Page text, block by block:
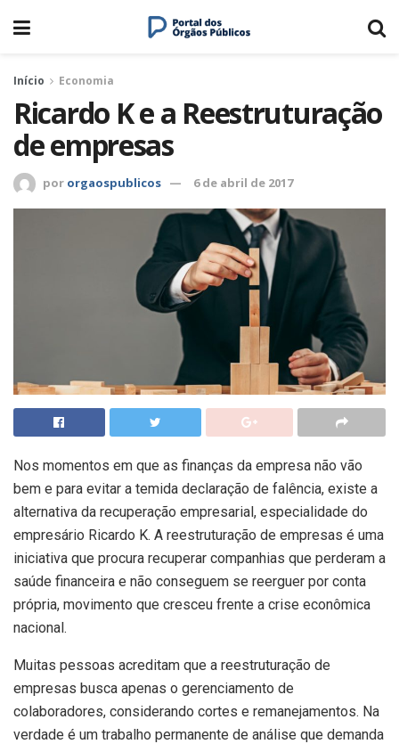
Início Economia
Ricardo K e a Reestruturação
de empresas
por orgaospublicos 6 de abril de 2017
Nos momentos em que as finanças da empresa não vão
bem e para evitar a temida declaração de falência, existe a
alternativa da recuperação empresarial, especialidade do
empresário Ricardo K. A reestruturação de empresas é uma
iniciativa que procura recuperar companhias que perderam a
saúde financeira e não conseguem se reerguer por conta
própria, movimento que cresceu frente a crise econômica
nacional.
Muitas pessoas acreditam que a reestruturação de
empresas busca apenas o gerenciamento de
colaboradores, considerando cortes e remanejamentos. Na
verdade é um trabalho permanente de análise que demanda